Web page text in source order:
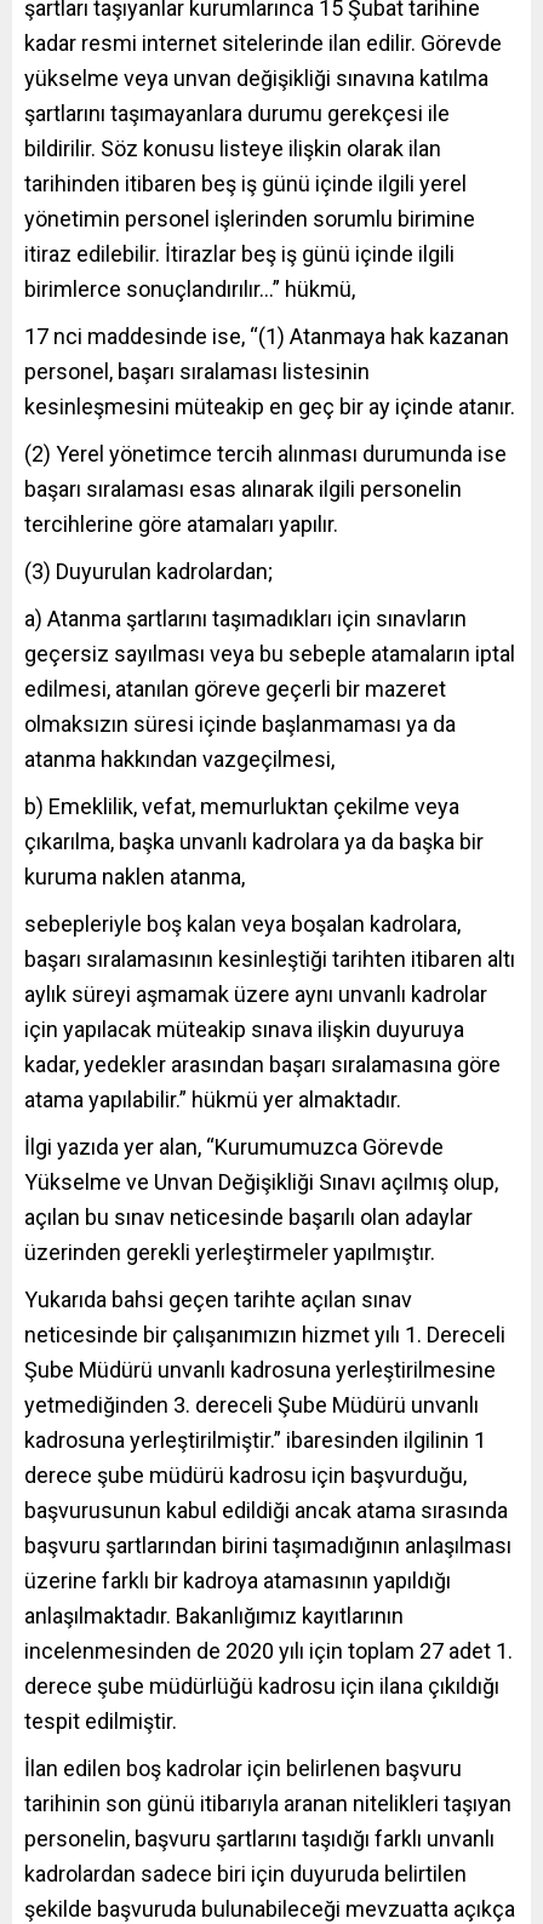
şartları taşıyanlar kurumlarınca 15 Şubat tarihine
kadar resmi internet sitelerinde ilan edilir. Görevde
yükselme veya unvan değişikliği sınavına katılma
şartlarını taşımayanlara durumu gerekçesi ile
bildirilir. Söz konusu listeye ilişkin olarak ilan
tarihinden itibaren beş iş günü içinde ilgili yerel
yönetimin personel işlerinden sorumlu birimine
itiraz edilebilir. İtirazlar beş iş günü içinde ilgili
birimlerce sonuçlandırılır…” hükmü,
17 nci maddesinde ise, “(1) Atanmaya hak kazanan
personel, başarı sıralaması listesinin
kesinleşmesini müteakip en geç bir ay içinde atanır.
(2) Yerel yönetimce tercih alınması durumunda ise
başarı sıralaması esas alınarak ilgili personelin
tercihlerine göre atamaları yapılır.
(3) Duyurulan kadrolardan;
a) Atanma şartlarını taşımadıkları için sınavların
geçersiz sayılması veya bu sebeple atamaların iptal
edilmesi, atanılan göreve geçerli bir mazeret
olmaksızın süresi içinde başlanmaması ya da
atanma hakkından vazgeçilmesi,
b) Emeklilik, vefat, memurluktan çekilme veya
çıkarılma, başka unvanlı kadrolara ya da başka bir
kuruma naklen atanma,
sebepleriyle boş kalan veya boşalan kadrolara,
başarı sıralamasının kesinleştiği tarihten itibaren altı
aylık süreyi aşmamak üzere aynı unvanlı kadrolar
için yapılacak müteakip sınava ilişkin duyuruya
kadar, yedekler arasından başarı sıralamasına göre
atama yapılabilir.” hükmü yer almaktadır.
İlgi yazıda yer alan, “Kurumumuzca Görevde
Yükselme ve Unvan Değişikliği Sınavı açılmış olup,
açılan bu sınav neticesinde başarılı olan adaylar
üzerinden gerekli yerleştirmeler yapılmıştır.
Yukarıda bahsi geçen tarihte açılan sınav
neticesinde bir çalışanımızın hizmet yılı 1. Dereceli
Şube Müdürü unvanlı kadrosuna yerleştirilmesine
yetmediğinden 3. dereceli Şube Müdürü unvanlı
kadrosuna yerleştirilmiştir.” ibaresinden ilgilinin 1
derece şube müdürü kadrosu için başvurduğu,
başvurusunun kabul edildiği ancak atama sırasında
başvuru şartlarından birini taşımadığının anlaşılması
üzerine farklı bir kadroya atamasının yapıldığı
anlaşılmaktadır. Bakanlığımız kayıtlarının
incelenmesinden de 2020 yılı için toplam 27 adet 1.
derece şube müdürlüğü kadrosu için ilana çıkıldığı
tespit edilmiştir.
İlan edilen boş kadrolar için belirlenen başvuru
tarihinin son günü itibarıyla aranan nitelikleri taşıyan
personelin, başvuru şartlarını taşıdığı farklı unvanlı
kadrolardan sadece biri için duyuruda belirtilen
şekilde başvuruda bulunabileceği mevzuatta açıkça